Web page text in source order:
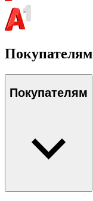
Покупателям
Покупателям